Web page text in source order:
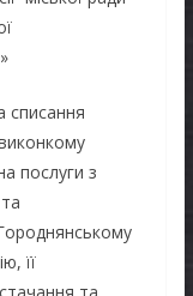
списання
послуги з
її